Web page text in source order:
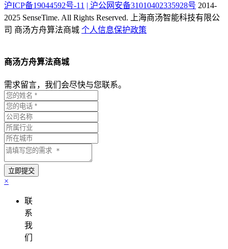
沪ICP备19044592号-11 | 沪公网安备31010402335928号 2014-
2025 SenseTime. All Rights Reserved.
上海商汤智能科技有限公
司 商汤方舟算法商城 个人信息保护政策
商汤方舟算法商城
需求留言，我们会尽快与您联系。
×
联
系
我
们